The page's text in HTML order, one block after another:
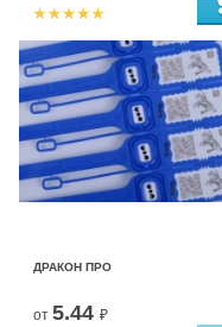
ДРАКОН ПРО
от 5.44 ₽